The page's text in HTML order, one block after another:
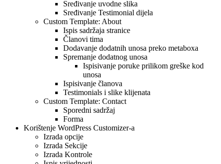
Sređivanje uvodne slika
Sređivanje Testimonial dijela
Custom Template: About
Ispis sadržaja stranice
Članovi tima
Dodavanje dodatnih unosa preko metaboxa
Spremanje dodatnog unosa
Ispisivanje poruke prilikom greške kod
unosa
Ispisivanje članova
Testimonials i slike klijenata
Custom Template: Contact
Sporedni sadržaj
Forma
Korištenje WordPress Customizer-a
Izrada opcije
Izrada Sekcije
Izrada Kontrole